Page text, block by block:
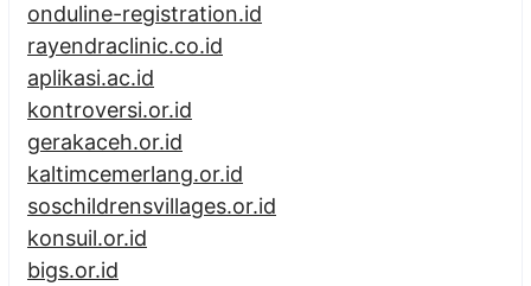
onduline-registration.id
rayendraclinic.co.id
aplikasi.ac.id
kontroversi.or.id
gerakaceh.or.id
kaltimcemerlang.or.id
soschildrensvillages.or.id
konsuil.or.id
bigs.or.id